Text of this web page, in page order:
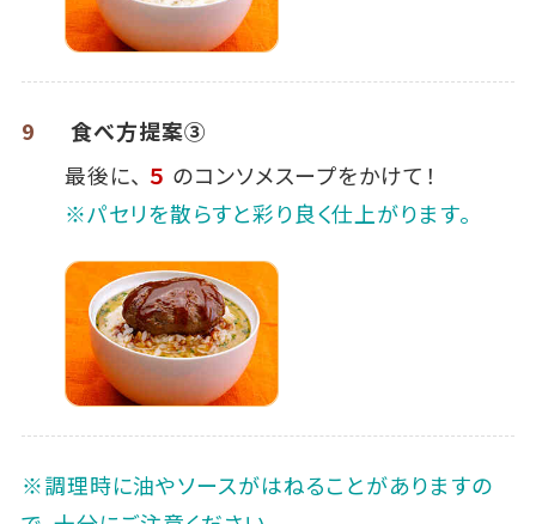
9
食べ方提案③
最後に、 ５ のコンソメスープをかけて！
※パセリを散らすと彩り良く仕上がります。
※調理時に油やソースがはねることがありますの